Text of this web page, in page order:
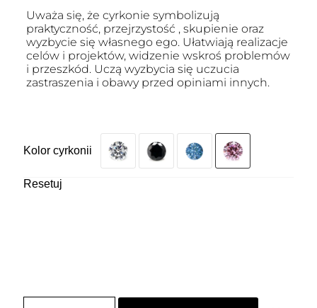
Uważa się, że cyrkonie symbolizują
praktyczność, przejrzystość , skupienie oraz
wyzbycie się własnego ego. Ułatwiają realizacje
celów i projektów, widzenie wskroś problemów
i przeszkód. Uczą wyzbycia się uczucia
zastraszenia i obawy przed opiniami innych.
Kolor cyrkonii
Resetuj